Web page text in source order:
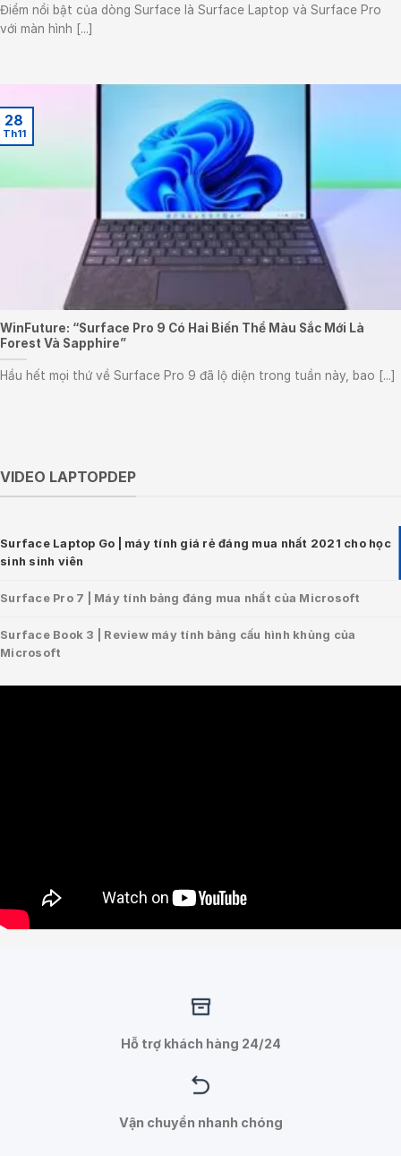
Điểm nổi bật của dòng Surface là Surface Laptop và Surface Pro
với màn hình [...]
WinFuture: “Surface Pro 9 Có Hai Biến Thể Màu Sắc Mới Là
Forest Và Sapphire”
Hầu hết mọi thứ về Surface Pro 9 đã lộ diện trong tuần này, bao [...]
28
Th11
VIDEO LAPTOPDEP
Surface Laptop Go | máy tính giá rẻ đáng mua nhất 2021 cho học
sinh sinh viên
Surface Pro 7 | Máy tính bảng đáng mua nhất của Microsoft
Surface Book 3 | Review máy tính bảng cấu hình khủng của
Microsoft
Hỗ trợ khách hàng 24/24
Vận chuyển nhanh chóng